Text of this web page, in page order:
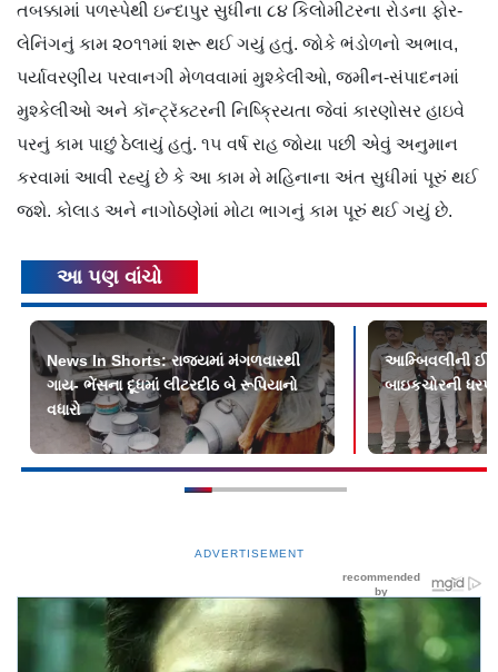
તબક્કામાં પળસ્પેથી ઇન્દાપુર સુધીના ૮૪ કિલોમીટરના રોડના ફોર-
લેનિંગનું કામ ૨૦૧૧માં શરૂ થઈ ગયું હતું. જોકે ભંડોળનો અભાવ,
પર્યાવરણીય પરવાનગી મેળવવામાં મુશ્કેલીઓ, જમીન-સંપાદનમાં
મુશ્કેલીઓ અને કૉન્ટ્રૅક્ટરની નિષ્ક્રિયતા જેવાં કારણોસર હાઇવે
પરનું કામ પાછું ઠેલાયું હતું. ૧૫ વર્ષ રાહ જોયા પછી એવું અનુમાન
કરવામાં આવી રહ્યું છે કે આ કામ મે મહિનાના અંત સુધીમાં પૂરું થઈ
જશે. કોલાડ અને નાગોઠણેમાં મોટા ભાગનું કામ પૂરું થઈ ગયું છે.
આ પણ વાંચો
News In Shorts: રાજ્યમાં મંગળવારથી
ગાય- ભેંસના દૂધમાં લીટરદીઠ બે રૂપિયાનો
વધારો
આમ્બિવલીની
બાઇકચોરની
ADVERTISEMENT